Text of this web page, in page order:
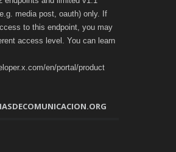
media post, oauth) only. If
to this endpoint, you may
access level. You can learn
en/portal/product